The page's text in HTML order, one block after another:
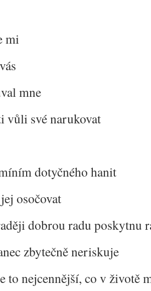
mi
mne
vůli své narukovat
dotyčného hanit
osočovat
dobrou radu poskytnu
zbytečně neriskuje
to nejcennější, co v životě